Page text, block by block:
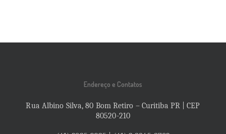
Endereço e Contatos
Rua Albino Silva, 80 Bom Retiro – Curitiba PR | CEP
80520-210